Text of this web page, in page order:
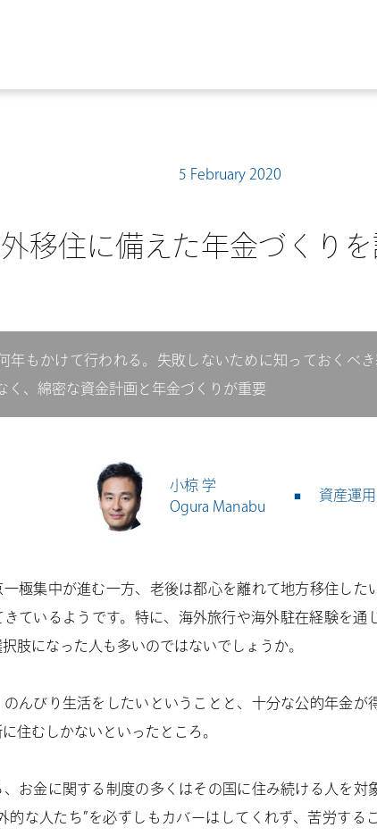
5 February 2020
移住に備えた年金づくりを
年もかけて行われる。失敗しないために知っておくべ
く、綿密な資金計画と年金づくりが重要
小椋 学
Ogura Manabu
資産運用
一極集中が進む一方、老後は都心を離れて地方移住した
きているようです。特に、海外旅行や海外駐在経験を通
肢になった人も多いのではないでしょうか。
のんびり生活をしたいということと、十分な公的年金が
住むしかないといったところ。
、お金に関する制度の多くはその国に住み続ける人を対
的な人たち”を必ずしもカバーはしてくれず、苦労する